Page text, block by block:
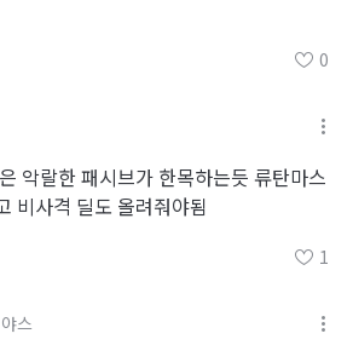
0
악랄한 패시브가 한목하는듯 류탄마스
비사격 딜도 올려줘야됨
1
스